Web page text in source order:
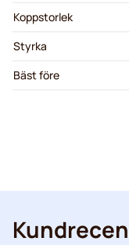
Koppstorlek
Styrka
Bäst före